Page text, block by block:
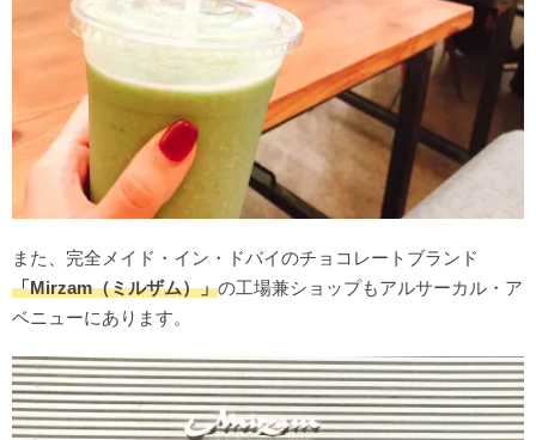
また、完全メイド・イン・ドバイのチョコレートブランド
「Mirzam（ミルザム）」の工場兼ショップもアルサーカル・ア
ベニューにあります。